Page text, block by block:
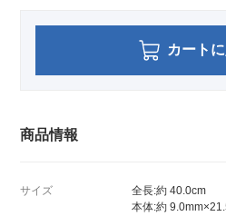
カート
商品情報
サイズ
全長:約 40.0cm
本体:約